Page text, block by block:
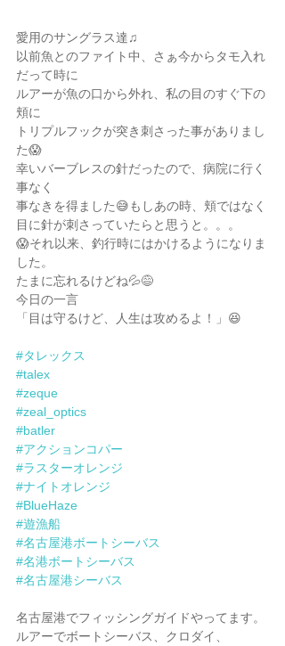
愛用のサングラス達♫
以前魚とのファイト中、さぁ今からタモ入れ
だって時に
ルアーが魚の口から外れ、私の目のすぐ下の
頬に
トリプルフックが突き刺さった事がありまし
た😱
幸いバーブレスの針だったので、病院に行く
事なく
事なきを得ました😅もしあの時、頬ではなく
目に針が刺さっていたらと思うと。。。
😱それ以来、釣行時にはかけるようになりま
した。
たまに忘れるけどね💦😅
今日の一言
「目は守るけど、人生は攻めるよ！」😆
#タレックス
#talex
#zeque
#zeal_optics
#batler
#アクションコパー
#ラスターオレンジ
#ナイトオレンジ
#BlueHaze
#遊漁船
#名古屋港ボートシーバス
#名港ボートシーバス
#名古屋港シーバス
名古屋港でフィッシングガイドやってます。
ルアーでボートシーバス、クロダイ、